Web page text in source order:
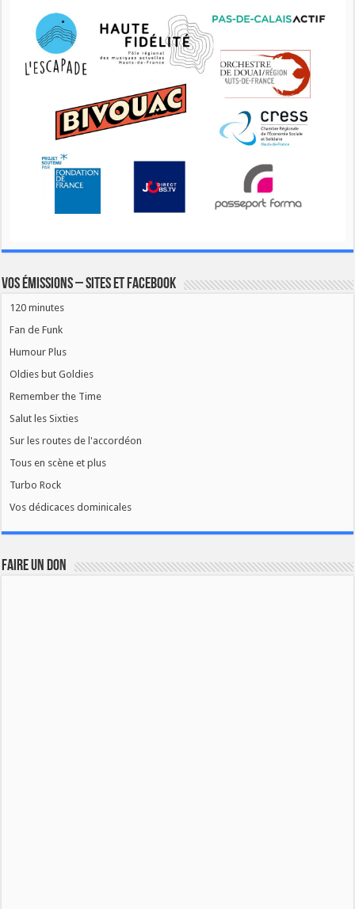
Vos émissions – Sites et Facebook
120 minutes
Fan de Funk
Humour Plus
Oldies but Goldies
Remember the Time
Salut les Sixties
Sur les routes de l'accordéon
Tous en scène et plus
Turbo Rock
Vos dédicaces dominicales
FAIRE UN DON